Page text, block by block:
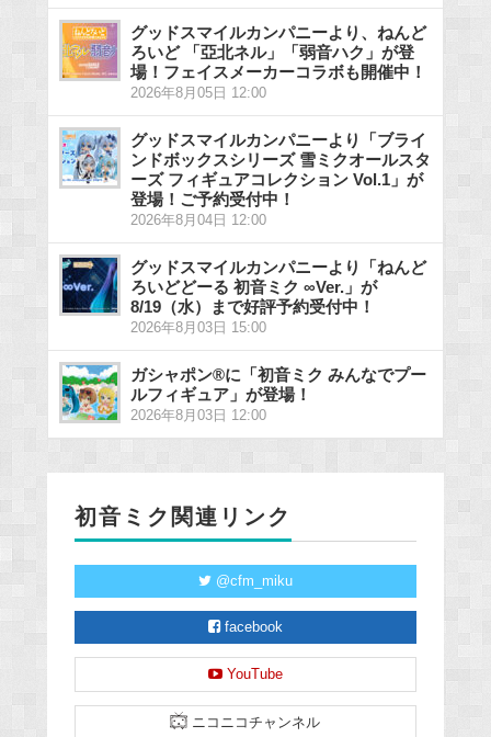
グッドスマイルカンパニーより、ねんど
ろいど 「亞北ネル」「弱音ハク」が登
場！フェイスメーカーコラボも開催中！
2026年8月05日 12:00
グッドスマイルカンパニーより「ブライ
ンドボックスシリーズ 雪ミクオールスタ
ーズ フィギュアコレクション Vol.1」が
登場！ご予約受付中！
2026年8月04日 12:00
グッドスマイルカンパニーより「ねんど
ろいどどーる 初音ミク ∞Ver.」が
8/19（水）まで好評予約受付中！
2026年8月03日 15:00
ガシャポン®に「初音ミク みんなでプー
ルフィギュア」が登場！
2026年8月03日 12:00
初音ミク関連リンク
@cfm_miku
facebook
YouTube
ニコニコチャンネル